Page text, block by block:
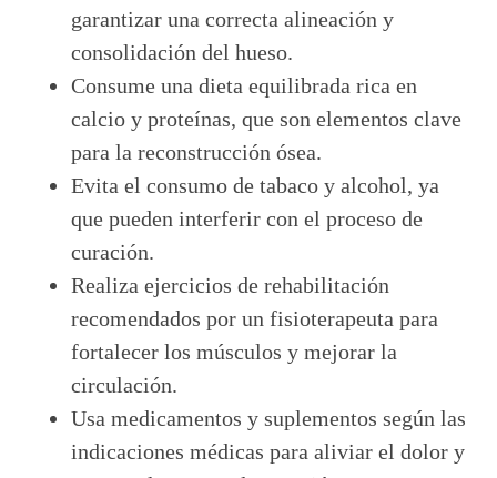
garantizar una correcta alineación y
consolidación del hueso.
Consume una dieta equilibrada rica en
calcio y proteínas, que son elementos clave
para la reconstrucción ósea.
Evita el consumo de tabaco y alcohol, ya
que pueden interferir con el proceso de
curación.
Realiza ejercicios de rehabilitación
recomendados por un fisioterapeuta para
fortalecer los músculos y mejorar la
circulación.
Usa medicamentos y suplementos según las
indicaciones médicas para aliviar el dolor y